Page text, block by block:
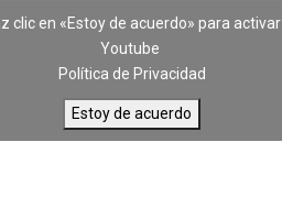
clic en «Estoy de acuerdo» para activar
Youtube
Política de Privacidad
Estoy de acuerdo